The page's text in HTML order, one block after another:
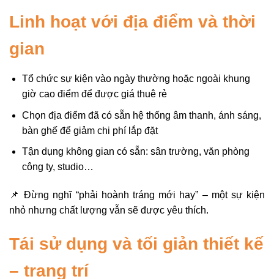
Linh hoạt với địa điểm và thời
gian
Tổ chức sự kiện vào ngày thường hoặc ngoài khung
giờ cao điểm để được giá thuê rẻ
Chọn địa điểm đã có sẵn hệ thống âm thanh, ánh sáng,
bàn ghế để giảm chi phí lắp đặt
Tận dụng không gian có sẵn: sân trường, văn phòng
công ty, studio…
📌 Đừng nghĩ “phải hoành tráng mới hay” – một sự kiện
nhỏ nhưng chất lượng vẫn sẽ được yêu thích.
Tái sử dụng và tối giản thiết kế
– trang trí